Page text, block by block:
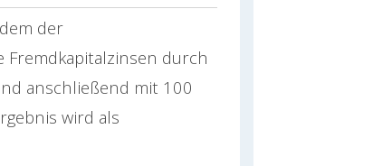
der
Fremdkapitalzinsen durch
anschließend mit 100
wird als